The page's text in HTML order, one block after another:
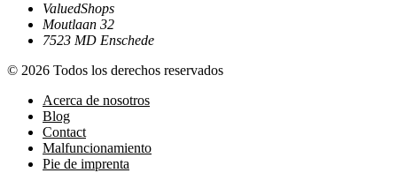
ValuedShops
Moutlaan 32
7523 MD Enschede
© 2026 Todos los derechos reservados
Acerca de nosotros
Blog
Contact
Malfuncionamiento
Pie de imprenta